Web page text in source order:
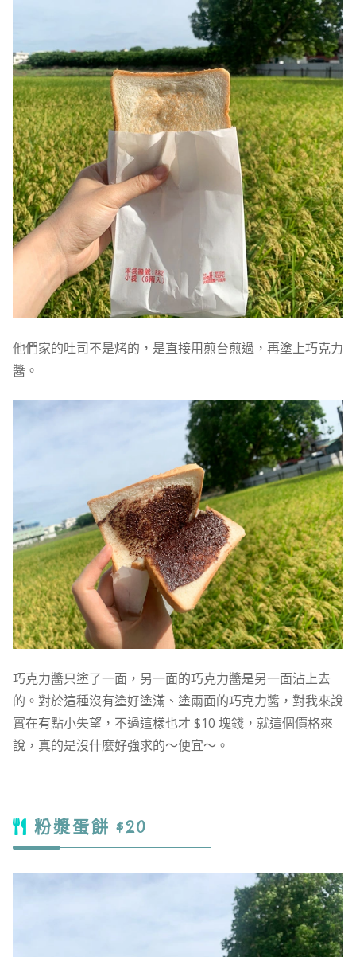
他們家的吐司不是烤的，是直接用煎台煎過，再塗上巧克力
醬。
巧克力醬只塗了一面，另一面的巧克力醬是另一面沾上去
的。對於這種沒有塗好塗滿、塗兩面的巧克力醬，對我來說
實在有點小失望，不過這樣也才 $10 塊錢，就這個價格來
說，真的是沒什麼好強求的～便宜～。
粉漿蛋餅 $20